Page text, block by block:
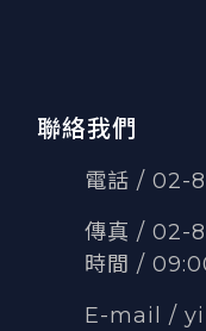
聯絡我們
電話 / 02-
傳真 / 02-
時間 /
E-mail /